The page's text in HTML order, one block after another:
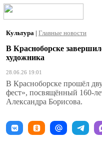
Культура | Главные новости
В Красноборске
художника
28.06.26 19:01
В Красноборске прошёл
фест», посвящённый 160-
Александра Борисова.